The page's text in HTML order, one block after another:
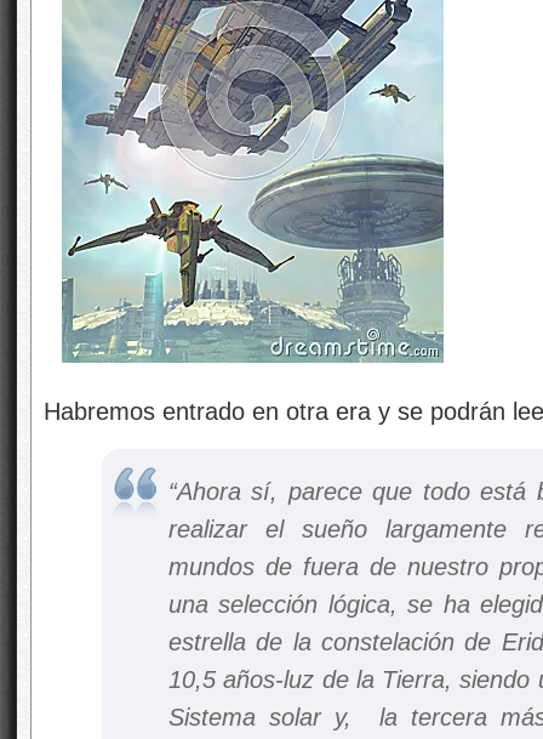
Habremos entrado en otra era y se podrán
“Ahora sí, parece que todo está
realizar el sueño largamente
mundos de fuera de nuestro
una selección lógica, se ha
estrella de la constelación de
10,5 años-luz de la Tierra,
Sistema solar y, la tercera